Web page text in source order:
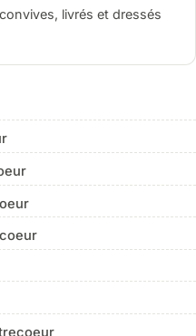
livrés et dressés